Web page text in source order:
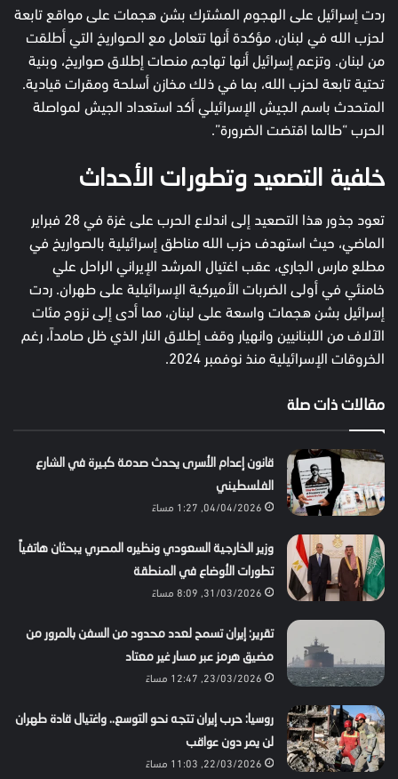
ردت إسرائيل على الهجوم المشترك بشن هجمات على مواقع تابعة
لحزب الله في لبنان، مؤكدة أنها تتعامل مع الصواريخ التي أطلقت
من لبنان. وتزعم إسرائيل أنها تهاجم منصات إطلاق صواريخ، وبنية
تحتية تابعة لحزب الله، بما في ذلك مخازن أسلحة ومقرات قيادية.
المتحدث باسم الجيش الإسرائيلي أكد استعداد الجيش لمواصلة
الحرب “طالما اقتضت الضرورة”.
خلفية التصعيد وتطورات الأحداث
تعود جذور هذا التصعيد إلى اندلاع الحرب على غزة في 28 فبراير
الماضي، حيث استهدف حزب الله مناطق إسرائيلية بالصواريخ في
مطلع مارس الجاري، عقب اغتيال المرشد الإيراني الراحل علي
خامنئي في أولى الضربات الأميركية الإسرائيلية على طهران. ردت
إسرائيل بشن هجمات واسعة على لبنان، مما أدى إلى نزوح مئات
الآلاف من اللبنانيين وانهيار وقف إطلاق النار الذي ظل صامداً، رغم
الخروقات الإسرائيلية منذ نوفمبر 2024.
مقالات ذات صلة
قانون إعدام الأسرى يحدث صدمة كبيرة في الشارع
الفلسطيني
04/04/2026, 1:27 مساءً
وزير الخارجية السعودي ونظيره المصري يبحثان هاتفياً
تطورات الأوضاع في المنطقة
31/03/2026, 8:09 مساءً
تقرير: إيران تسمح لعدد محدود من السفن بالمرور من
مضيق هرمز عبر مسار غير معتاد
23/03/2026, 12:47 مساءً
روسيا: حرب إيران تتجه نحو التوسع.. واغتيال قادة طهران
لن يمر دون عواقب
22/03/2026, 11:03 مساءً